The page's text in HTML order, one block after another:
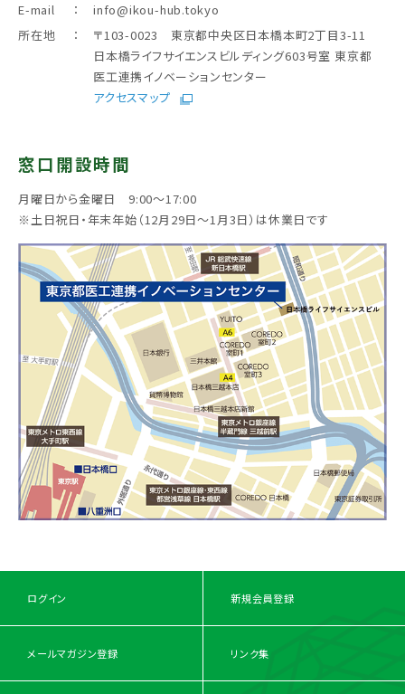
E-mail
：
info@ikou-hub.tokyo
所在地
：
〒103-0023 東京都中央区日本橋本町2丁目3-11
日本橋ライフサイエンスビルディング603号室 東京都
医工連携イノベーションセンター
アクセスマップ
窓口開設時間
月曜日から金曜日 9:00～17:00
※土日祝日・年末年始（12月29日～1月3日）は休業日です
ログイン 新規会員登録
メールマガジン登録 リンク集